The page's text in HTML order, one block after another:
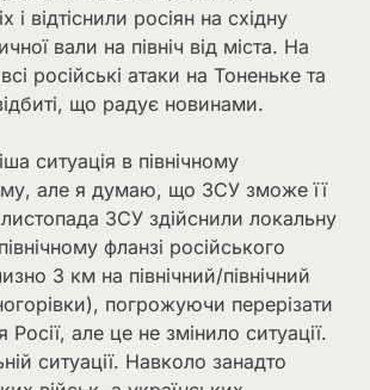
і відтіснили росіян на східну
вали на північ від міста. На
російські атаки на Тоненьке та
що радує новинами.
ситуація в північному
але я думаю, що ЗСУ зможе її
ЗСУ здійснили локальну
фланзі російського
3 км на північний/північний
погрожуючи перерізати
Росії, але це не змінило ситуації.
ситуації. Навколо занадто